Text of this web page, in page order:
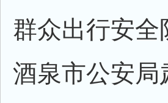
群众出行安
酒泉市公安局